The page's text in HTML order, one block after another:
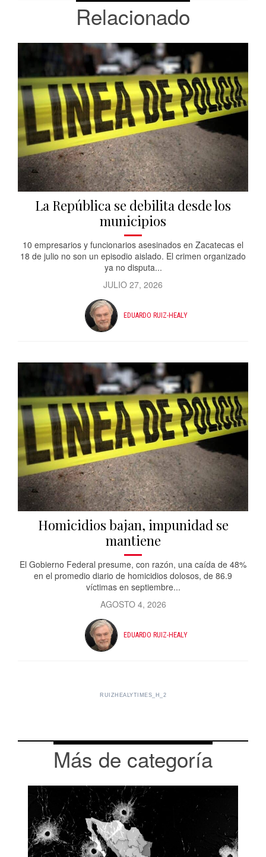
Relacionado
La República se debilita desde los
municipios
10 empresarios y funcionarios asesinados en Zacatecas el
18 de julio no son un episodio aislado. El crimen organizado
ya no disputa...
JULIO 27, 2026
EDUARDO RUIZ-HEALY
Homicidios bajan, impunidad se
mantiene
El Gobierno Federal presume, con razón, una caída de 48%
en el promedio diario de homicidios dolosos, de 86.9
víctimas en septiembre...
AGOSTO 4, 2026
EDUARDO RUIZ-HEALY
RUIZHEALYTIMES_H_2
Más de categoría